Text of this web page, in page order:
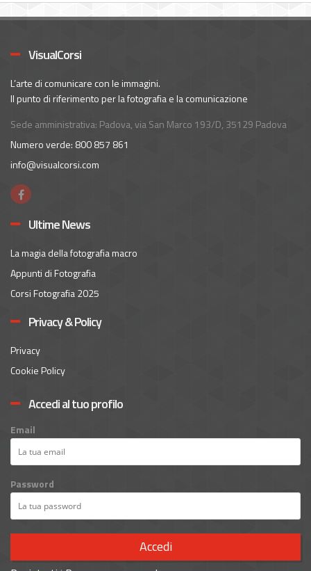
VisualCorsi
L’arte di comunicare con le immagini.
Il punto di riferimento per la fotografia e la comunicazione
Sede amministrativa: Padova, via San Marco 193/D, 35129 Padova
Numero verde: 800 857 861
info@visualcorsi.com
Ultime News
La magia della fotografia macro
Appunti di Fotografia
Corsi Fotografia 2025
Privacy & Policy
Privacy
Cookie Policy
Accedi al tuo profilo
Email
Password
Accedi